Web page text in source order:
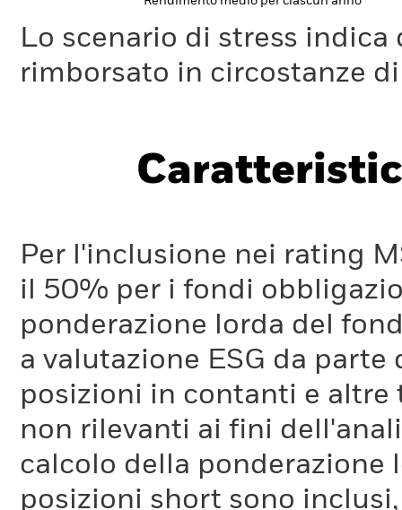
Lo scenario di stress
rimborsato in circostanze
Per l'inclusione nei rating
il 50% per i fondi
ponderazione lorda del
a valutazione ESG da parte
posizioni in contanti e
non rilevanti ai fini
calcolo della ponderazione
posizioni short sono